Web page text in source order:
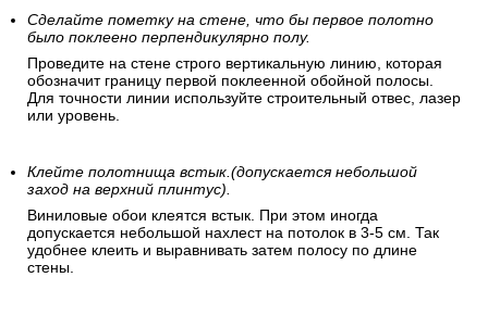
Сделайте пометку на стене, что бы первое полотно
было поклеено перпендикулярно полу.
Проведите на стене строго вертикальную линию, которая
обозначит границу первой поклеенной обойной полосы.
Для точности линии используйте строительный отвес, лазер
или уровень.
Клейте полотнища встык.(допускается небольшой
заход на верхний плинтус).
Виниловые обои клеятся встык. При этом иногда
допускается небольшой нахлест на потолок в 3-5 см. Так
удобнее клеить и выравнивать затем полосу по длине
стены.